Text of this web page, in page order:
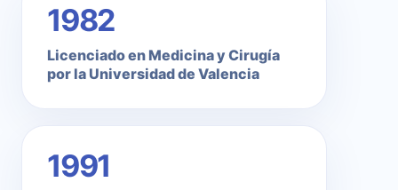
1982
Licenciado en Medicina y Cirugía
por la Universidad de Valencia
1991